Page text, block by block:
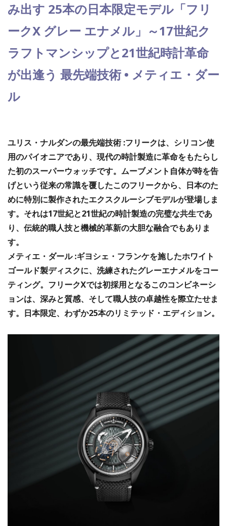
み出す 25本の日本限定モデル「フリ
ークX グレー エナメル」～17世紀ク
ラフトマンシップと21世紀時計革命
が出逢う 最先端技術 • メティエ・ダー
ル
ユリス・ナルダンの最先端技術 :フリークは、シリコン使
用のパイオニアであり、現代の時計製造に革命をもたらし
た初のスーパーウォッチです。ムーブメント自体が時を告
げという従来の常識を覆したこのフリークから、日本のた
めに特別に製作されたエクスクルーシブモデルが登場しま
す。それは17世紀と21世紀の時計製造の完璧な共生であ
り、伝統的職人技と機械的革新の大胆な融合でもありま
す。
メティエ・ダール :ギヨシェ・フランケを施したホワイト
ゴールド製ディスクに、洗練されたグレーエナメルをコー
ティング。フリークXでは初採用となるこのコンビネーシ
ョンは、深みと質感、そして職人技の卓越性を際立たせま
す。日本限定、わずか25本のリミテッド・エディション。